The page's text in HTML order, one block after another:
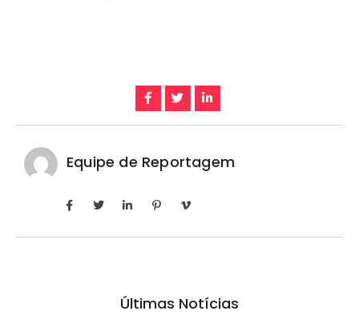
Equipe de Reportagem
Últimas Notícias